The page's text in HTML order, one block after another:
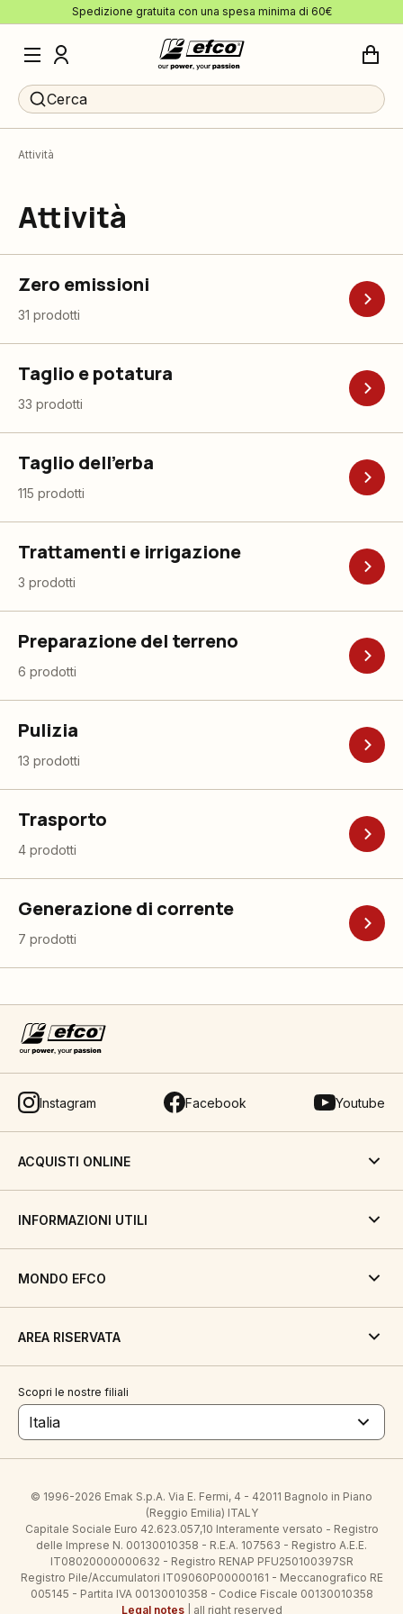
Spedizione gratuita con una spesa minima di 60€
Cerca
Attività
Attività
Zero emissioni
31 prodotti
Taglio e potatura
33 prodotti
Taglio dell'erba
115 prodotti
Trattamenti e irrigazione
3 prodotti
Preparazione del terreno
6 prodotti
Pulizia
13 prodotti
Trasporto
4 prodotti
Generazione di corrente
7 prodotti
Instagram Facebook Youtube
ACQUISTI ONLINE
INFORMAZIONI UTILI
MONDO EFCO
AREA RISERVATA
Scopri le nostre filiali
Italia
© 1996-2026 Emak S.p.A. Via E. Fermi, 4 - 42011 Bagnolo in Piano
(Reggio Emilia) ITALY
Capitale Sociale Euro 42.623.057,10 Interamente versato - Registro
delle Imprese N. 00130010358 - R.E.A. 107563 - Registro A.E.E.
IT08020000000632 - Registro RENAP PFU250100397SR
Registro Pile/Accumulatori IT09060P00000161 - Meccanografico RE
005145 - Partita IVA 00130010358 - Codice Fiscale 00130010358
Legal notes| all right reserved